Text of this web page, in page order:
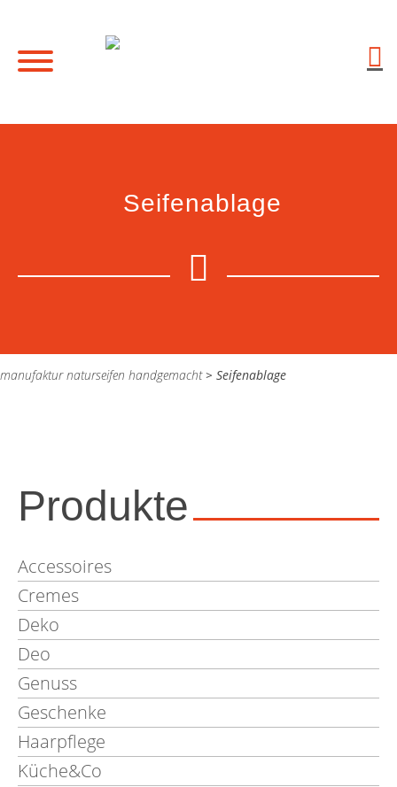
Seifenablage
manufaktur naturseifen handgemacht> Seifenablage
Produkte
Accessoires
Cremes
Deko
Deo
Genuss
Geschenke
Haarpflege
Küche&Co